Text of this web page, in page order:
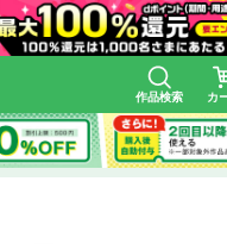
作品検索 カ